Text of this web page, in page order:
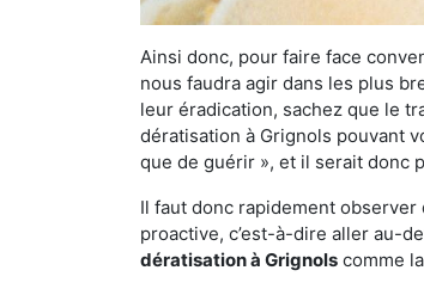
Ainsi donc, pour faire face
nous faudra agir dans les plus
leur éradication, sachez que le
dératisation à Grignols pouvant
que de guérir », et il serait donc
Il faut donc rapidement
proactive, c’est-à-dire aller au-
dératisation à Grignols comme